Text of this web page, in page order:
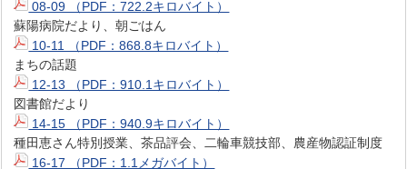
08-09 （PDF：722.2キロバイト）
蘇陽病院だより、朝ごはん
10-11 （PDF：868.8キロバイト）
まちの話題
12-13 （PDF：910.1キロバイト）
図書館だより
14-15 （PDF：940.9キロバイト）
種田恵さん特別授業、茶品評会、二輪車競技部、農産物認証制度
16-17 （PDF：1.1メガバイト）